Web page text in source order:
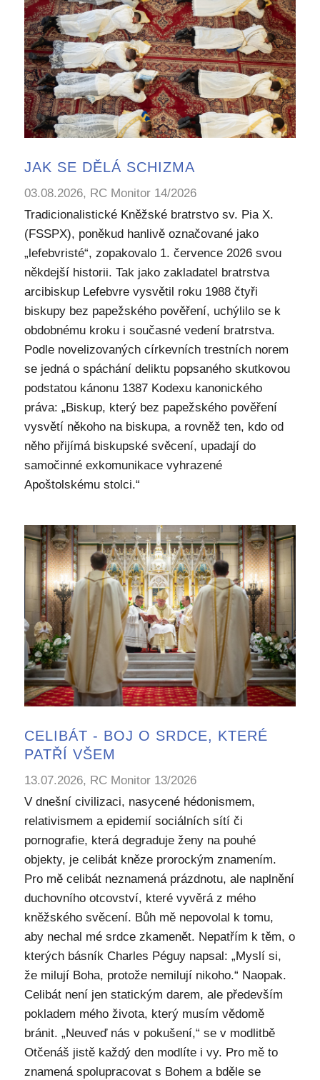
JAK SE DĚLÁ SCHIZMA
03.08.2026, RC Monitor 14/2026
Tradicionalistické Kněžské bratrstvo sv. Pia X.
(FSSPX), poněkud hanlivě označované jako
„lefebvristé“, zopakovalo 1. července 2026 svou
někdejší historii. Tak jako zakladatel bratrstva
arcibiskup Lefebvre vysvětil roku 1988 čtyři
biskupy bez papežského pověření, uchýlilo se k
obdobnému kroku i současné vedení bratrstva.
Podle novelizovaných církevních trestních norem
se jedná o spáchání deliktu popsaného skutkovou
podstatou kánonu 1387 Kodexu kanonického
práva: „Biskup, který bez papežského pověření
vysvětí někoho na biskupa, a rovněž ten, kdo od
něho přijímá biskupské svěcení, upadají do
samočinné exkomunikace vyhrazené
Apoštolskému stolci.“
CELIBÁT - BOJ O SRDCE, KTERÉ
PATŘÍ VŠEM
13.07.2026, RC Monitor 13/2026
V dnešní civilizaci, nasycené hédonismem,
relativismem a epidemií sociálních sítí či
pornografie, která degraduje ženy na pouhé
objekty, je celibát kněze prorockým znamením.
Pro mě celibát neznamená prázdnotu, ale naplnění
duchovního otcovství, které vyvěrá z mého
kněžského svěcení. Bůh mě nepovolal k tomu,
aby nechal mé srdce zkamenět. Nepatřím k těm, o
kterých básník Charles Péguy napsal: „Myslí si,
že milují Boha, protože nemilují nikoho.“ Naopak.
Celibát není jen statickým darem, ale především
pokladem mého života, který musím vědomě
bránit. „Neuveď nás v pokušení,“ se v modlitbě
Otčenáš jistě každý den modlíte i vy. Pro mě to
znamená spolupracovat s Bohem a bděle se